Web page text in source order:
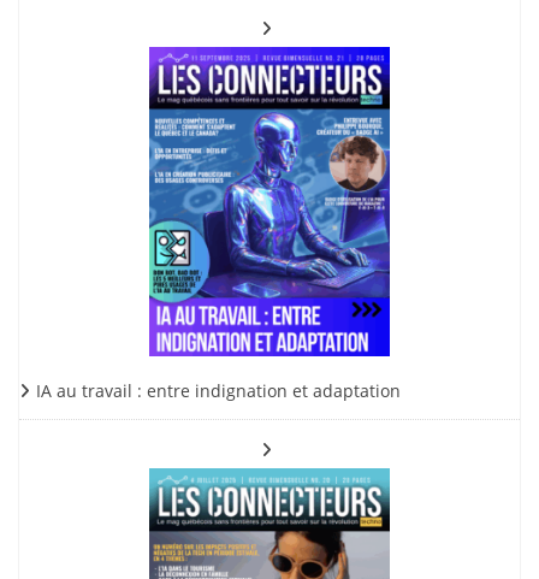
IA au travail : entre indignation et adaptation